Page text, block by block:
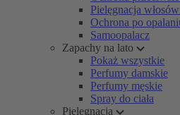
Pielęgnacja
Ochrona po
Samoopalacz
Zapachy na lato
Pokaż wszystkie
Perfumy damskie
Perfumy męskie
Spray do ciała
Pielęgnacja